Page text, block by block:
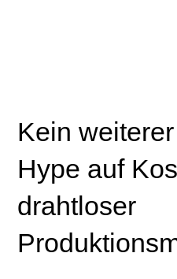
Kein
Hype auf
drahtloser